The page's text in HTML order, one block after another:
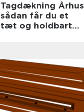
Tagdækning Århus
sådan får du et
tæt og holdbart